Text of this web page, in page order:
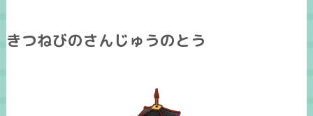
きつねびのさんじゅうのとう